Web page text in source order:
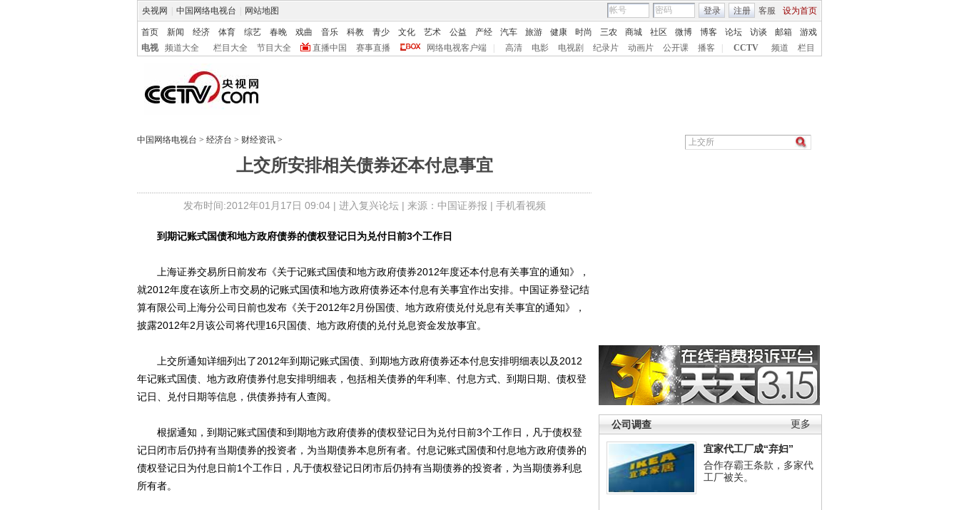
央视网 中国网络电视台 网站地图 客服 设为首页
登录 注册
首页 新闻 经济 体育 综艺 春晚 戏曲 音乐 科教 青少 文化 艺术 公益 产经 汽车 旅游 健康 时尚 三农 商城 社区 微博 博客 论坛 访谈 邮箱
游戏
电视
频道大全 栏目大全 节目大全 直播中国 赛事直播 网络电视客户端 高清 电影 电视剧 纪录片 动画片 公开课 播客 CCTV 频道 栏目
中国网络电视台 > 经济台 > 财经资讯 >
上交所安排相关债券还本付息事宜
发布时间:2012年01月17日 09:04 | 进入复兴论坛| 来源：中国证券报 | 手机看视频
更多
公司调查
宜家代工厂成“弃妇”
合作存霸王条款，多家代
工厂被关。
到期记账式国债和地方政府债券的债权登记日为兑付日前3个工作日
上海证券交易所日前发布《关于记账式国债和地方政府债券2012年度还本付息有关事宜的通知》，
就2012年度在该所上市交易的记账式国债和地方政府债券还本付息有关事宜作出安排。中国证券登记结
算有限公司上海分公司日前也发布《关于2012年2月份国债、地方政府债兑付兑息有关事宜的通知》，
披露2012年2月该公司将代理16只国债、地方政府债的兑付兑息资金发放事宜。
上交所通知详细列出了2012年到期记账式国债、到期地方政府债券还本付息安排明细表以及2012
年记账式国债、地方政府债券付息安排明细表，包括相关债券的年利率、付息方式、到期日期、债权登
记日、兑付日期等信息，供债券持有人查阅。
根据通知，到期记账式国债和到期地方政府债券的债权登记日为兑付日前3个工作日，凡于债权登
记日闭市后仍持有当期债券的投资者，为当期债券本息所有者。付息记账式国债和付息地方政府债券的
债权登记日为付息日前1个工作日，凡于债权登记日闭市后仍持有当期债券的投资者，为当期债券利息
所有者。